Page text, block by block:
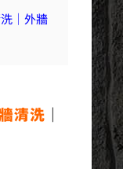
｜外牆
清洗